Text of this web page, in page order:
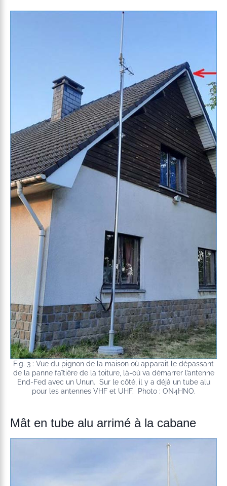
Fig. 3 : Vue du pignon de la maison où apparait le dépassant
de la panne faîtière de la toiture, là-où va démarrer l’antenne
End-Fed avec un Unun. Sur le côté, il y a déjà un tube alu
pour les antennes VHF et UHF. Photo : ON4HNO.
Mât en tube alu arrimé à la cabane